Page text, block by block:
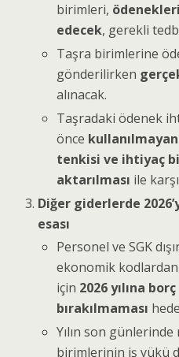
birimleri,
edecek, gerekli
Taşra birimlerine
gönderilirken
alınacak.
Taşradaki ödenek
önce
tenkisi ve ihtiyaç
aktarılması ile
Diğer giderlerde
esası
Personel ve SGK
ekonomik
için 2026 yılına borç
bırakılmaması
Yılın son
birimlerinin iş yükü